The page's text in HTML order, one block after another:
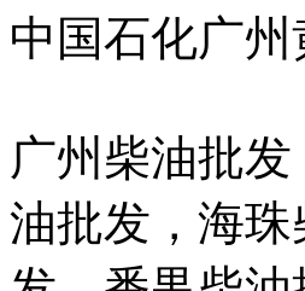
中国石化广
广州柴油批
油批发，海